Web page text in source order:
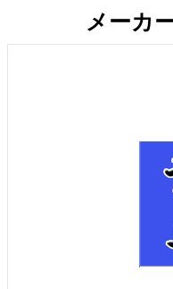
メーカ